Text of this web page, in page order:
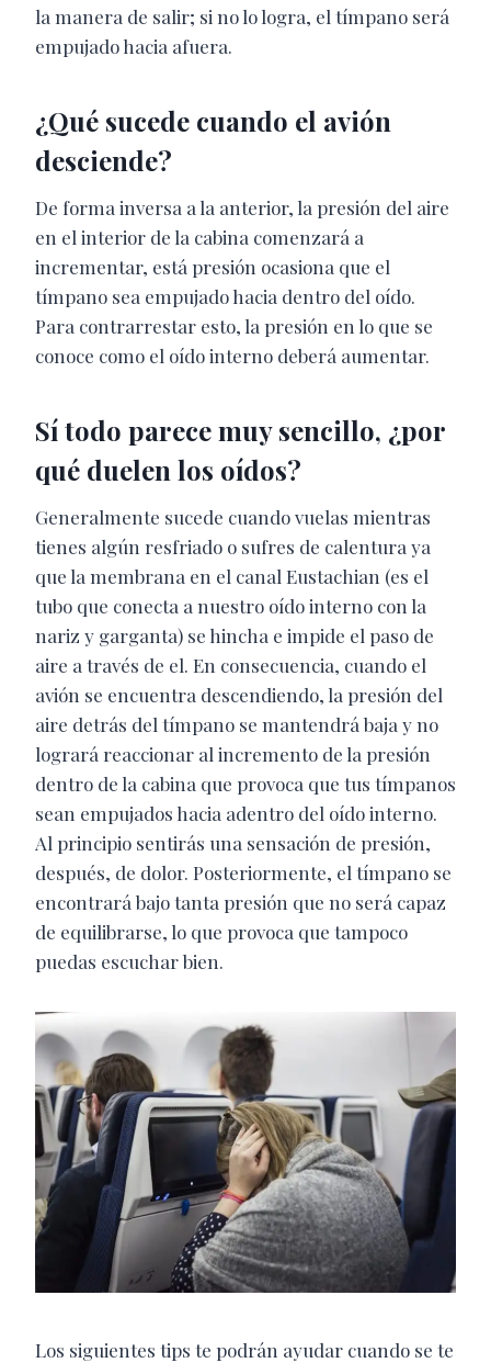
la manera de salir; si no lo logra, el tímpano será
empujado hacia afuera.
¿Qué sucede cuando el avión
desciende?
De forma inversa a la anterior, la presión del aire
en el interior de la cabina comenzará a
incrementar, está presión ocasiona que el
tímpano sea empujado hacia dentro del oído.
Para contrarrestar esto, la presión en lo que se
conoce como el oído interno deberá aumentar.
Sí todo parece muy sencillo, ¿por
qué duelen los oídos?
Generalmente sucede cuando vuelas mientras
tienes algún resfriado o sufres de calentura ya
que la membrana en el canal Eustachian (es el
tubo que conecta a nuestro oído interno con la
nariz y garganta) se hincha e impide el paso de
aire a través de el. En consecuencia, cuando el
avión se encuentra descendiendo, la presión del
aire detrás del tímpano se mantendrá baja y no
logrará reaccionar al incremento de la presión
dentro de la cabina que provoca que tus tímpanos
sean empujados hacia adentro del oído interno.
Al principio sentirás una sensación de presión,
después, de dolor. Posteriormente, el tímpano se
encontrará bajo tanta presión que no será capaz
de equilibrarse, lo que provoca que tampoco
puedas escuchar bien.
Los siguientes tips te podrán ayudar cuando se te